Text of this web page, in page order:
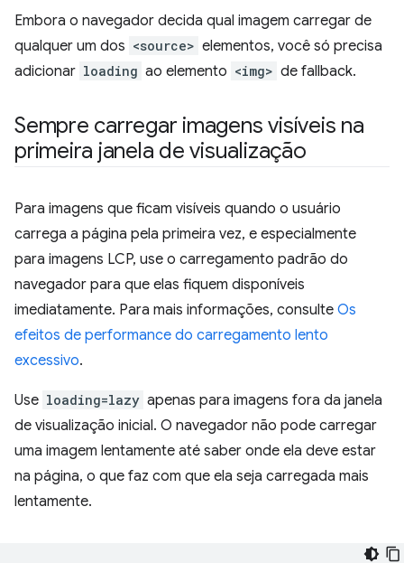
Embora o navegador decida qual imagem carregar de
qualquer um dos <source> elementos, você só precisa
adicionar loading ao elemento <img> de fallback.
Sempre carregar imagens visíveis na
primeira janela de visualização
Para imagens que ficam visíveis quando o usuário
carrega a página pela primeira vez, e especialmente
para imagens LCP, use o carregamento padrão do
navegador para que elas fiquem disponíveis
imediatamente. Para mais informações, consulte Os
efeitos de performance do carregamento lento
excessivo.
Use loading=lazy apenas para imagens fora da janela
de visualização inicial. O navegador não pode carregar
uma imagem lentamente até saber onde ela deve estar
na página, o que faz com que ela seja carregada mais
lentamente.